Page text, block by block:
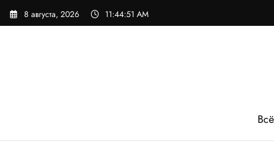
Перейти
8 августа, 2026 11:44:53 AM